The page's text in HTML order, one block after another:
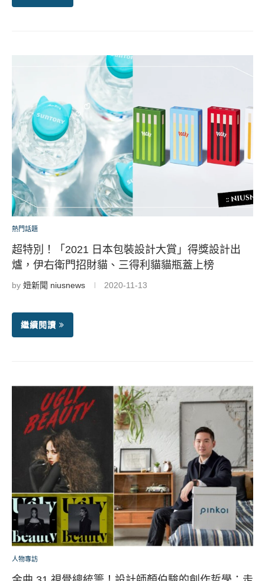
熱門話題
超特別！「2021 日本包裝設計大賞」得獎設計出
爐，伊右衛門招財貓、三得利貓貓瓶蓋上榜
by 妞新聞 niusnews 2020-11-13
繼續閱讀
人物專訪